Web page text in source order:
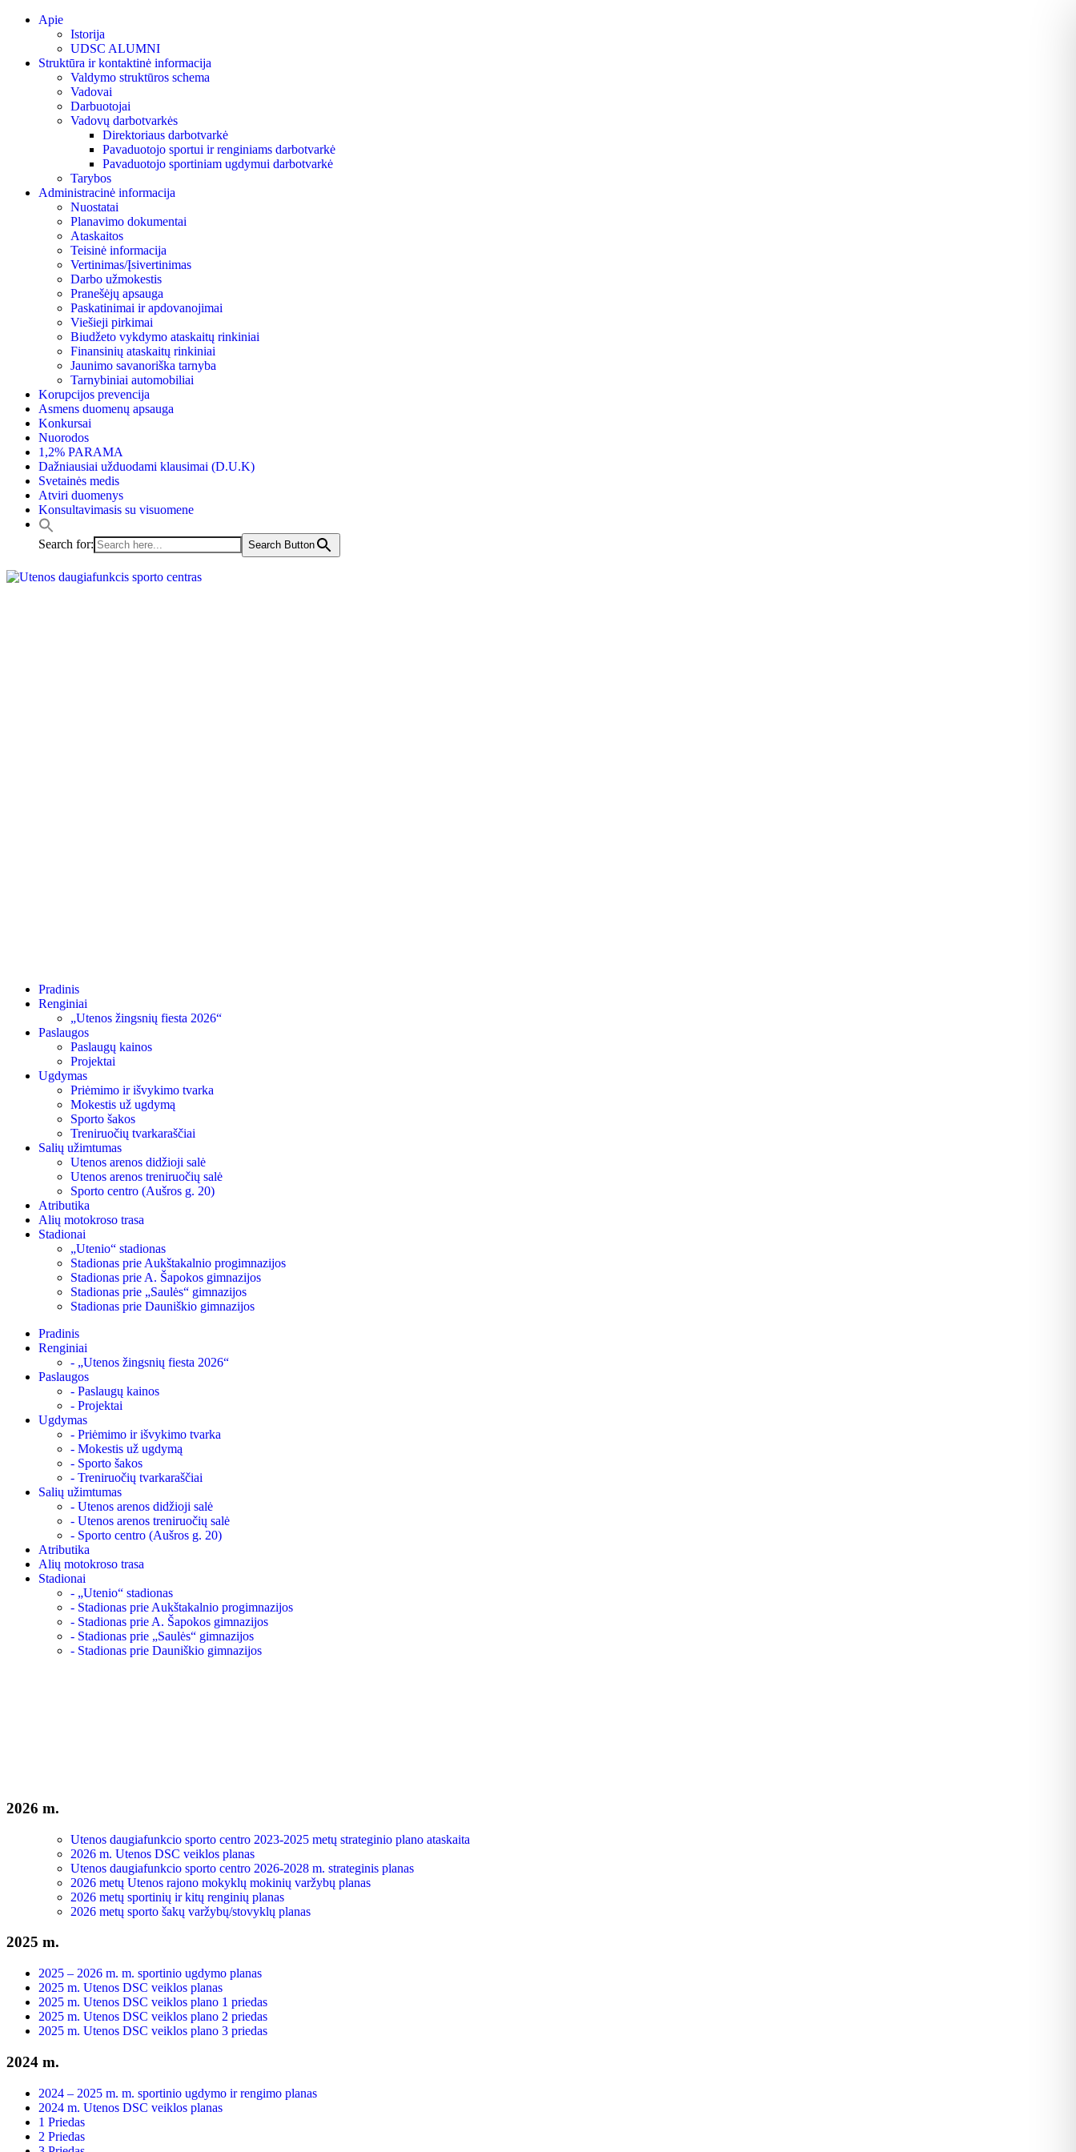
Skip
Apie
Istorija
UDSC ALUMNI
Struktūra ir kontaktinė informacija
Valdymo struktūros schema
Vadovai
Darbuotojai
Vadovų darbotvarkės
Direktoriaus darbotvarkė
Pavaduotojo sportui ir renginiams darbotvarkė
Pavaduotojo sportiniam ugdymui darbotvarkė
Tarybos
Administracinė informacija
Nuostatai
Planavimo dokumentai
Ataskaitos
Teisinė informacija
Vertinimas/Įsivertinimas
Darbo užmokestis
Pranešėjų apsauga
Paskatinimai ir apdovanojimai
Viešieji pirkimai
Biudžeto vykdymo ataskaitų rinkiniai
Finansinių ataskaitų rinkiniai
Jaunimo savanoriška tarnyba
Tarnybiniai automobiliai
Korupcijos prevencija
Asmens duomenų apsauga
Konkursai
Nuorodos
1,2% PARAMA
Dažniausiai užduodami klausimai (D.U.K)
Svetainės medis
Atviri duomenys
Konsultavimasis su visuomene
Search for: Search Button
Pradinis
Renginiai
„Utenos žingsnių fiesta 2026“
Paslaugos
Paslaugų kainos
Projektai
Ugdymas
Priėmimo ir išvykimo tvarka
Mokestis už ugdymą
Sporto šakos
Treniruočių tvarkaraščiai
Salių užimtumas
Utenos arenos didžioji salė
Utenos arenos treniruočių salė
Sporto centro (Aušros g. 20)
Atributika
Alių motokroso trasa
Stadionai
„Utenio“ stadionas
Stadionas prie Aukštakalnio progimnazijos
Stadionas prie A. Šapokos gimnazijos
Stadionas prie „Saulės“ gimnazijos
Stadionas prie Dauniškio gimnazijos
Pradinis
Renginiai
- „Utenos žingsnių fiesta 2026“
Paslaugos
- Paslaugų kainos
- Projektai
Ugdymas
- Priėmimo ir išvykimo tvarka
- Mokestis už ugdymą
- Sporto šakos
- Treniruočių tvarkaraščiai
Salių užimtumas
- Utenos arenos didžioji salė
- Utenos arenos treniruočių salė
- Sporto centro (Aušros g. 20)
Atributika
Alių motokroso trasa
Stadionai
- „Utenio“ stadionas
- Stadionas prie Aukštakalnio progimnazijos
- Stadionas prie A. Šapokos gimnazijos
- Stadionas prie „Saulės“ gimnazijos
- Stadionas prie Dauniškio gimnazijos
2026 m.
Utenos daugiafunkcio sporto centro 2023-2025 metų strateginio plano ataskaita
2026 m. Utenos DSC veiklos planas
Utenos daugiafunkcio sporto centro 2026-2028 m. strateginis planas
2026 metų Utenos rajono mokyklų mokinių varžybų planas
2026 metų sportinių ir kitų renginių planas
2026 metų sporto šakų varžybų/stovyklų planas
2025 m.
2025 – 2026 m. m. sportinio ugdymo planas
2025 m. Utenos DSC veiklos planas
2025 m. Utenos DSC veiklos plano 1 priedas
2025 m. Utenos DSC veiklos plano 2 priedas
2025 m. Utenos DSC veiklos plano 3 priedas
2024 m.
2024 – 2025 m. m. sportinio ugdymo ir rengimo planas
2024 m. Utenos DSC veiklos planas
1 Priedas
2 Priedas